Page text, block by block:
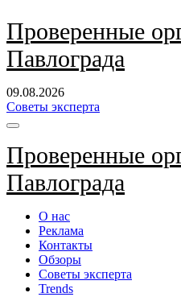
Перейти
к
содержанию
Проверенные
Павлограда
09.08.2026
Советы эксперта
Проверенные
Павлограда
О нас
Реклама
Контакты
Обзоры
Советы эксперта
Trends